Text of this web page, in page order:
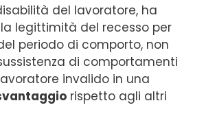
del lavoratore, ha
legittimità del recesso per
periodo di comporto, non
di comportamenti
invalido in una
rispetto agli altri